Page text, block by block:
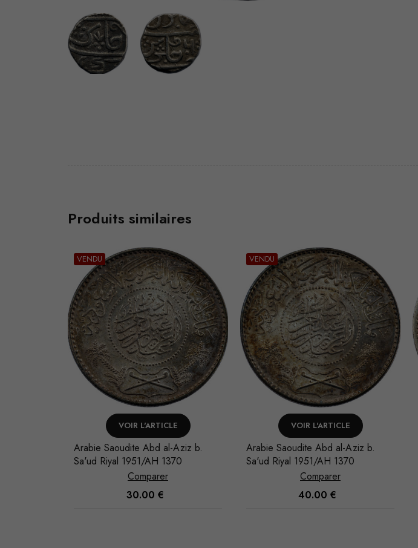
Produits similaires
VENDU
VOIR L'ARTICLE
Arabie Saoudite Abd al-Aziz b.
Sa'ud Riyal 1951/AH 1370
Comparer
30.00 €
VENDU
VOIR L'ARTICLE
Arabie Saoudite Abd al-Aziz b.
Sa'ud Riyal 1951/AH 1370
Comparer
40.00 €